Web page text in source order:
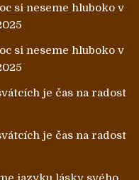
si neseme hluboko v
si neseme hluboko v
je čas na radost
je čas na radost